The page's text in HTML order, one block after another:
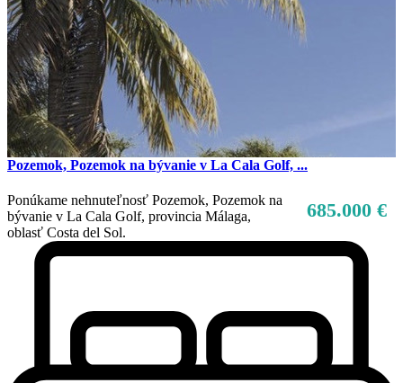
Pozemok, Pozemok na bývanie v La Cala Golf, ...
685.000 €
Ponúkame nehnuteľnosť Pozemok, Pozemok na
bývanie v La Cala Golf, provincia Málaga,
oblasť Costa del Sol.